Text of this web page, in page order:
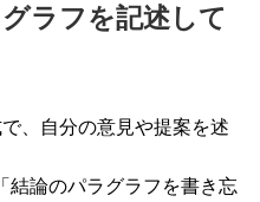
ラフを記述して
、自分の意見や提案を述
結論のパラグラフを書き忘